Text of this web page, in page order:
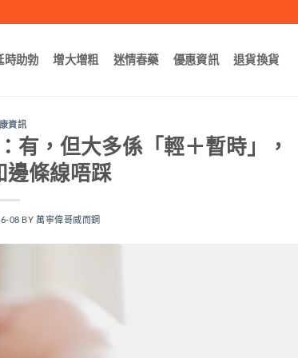
時助勃 增大增粗 迷情春藥 優惠資訊 退貨換貨
資訊
有，但大多係「輕＋暫時」，
邊條線唔踩
08 BY萬寧偉哥威而鋼